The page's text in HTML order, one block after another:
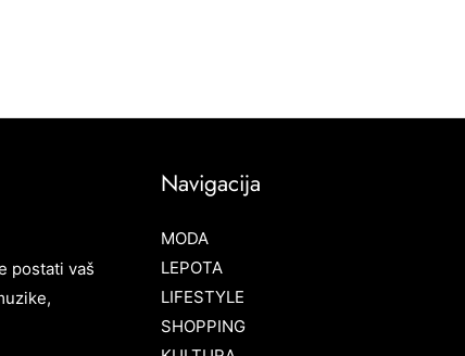
postati vaš
Navigacija
MODA
LEPOTA
LIFESTYLE
SHOPPING